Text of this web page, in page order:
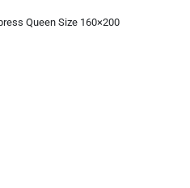
Queen Size 160×200